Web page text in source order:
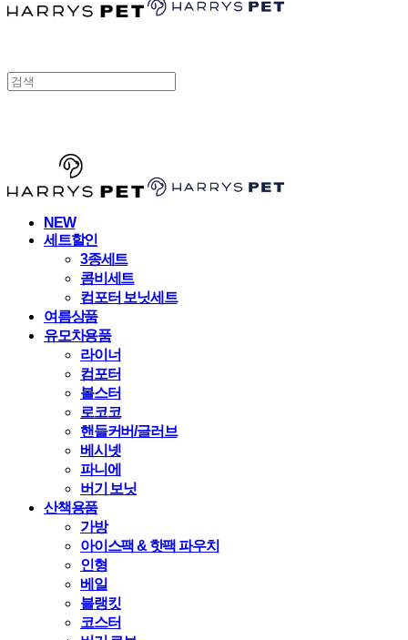
NEW
세트할인
3종세트
콤비세트
컴포터 보닛세트
여름상품
유모차용품
라이너
컴포터
볼스터
로코코
핸들커버/글러브
베시넷
파니에
버기 보닛
산책용품
가방
아이스팩 & 핫팩 파우치
인형
베일
블랭킷
코스터